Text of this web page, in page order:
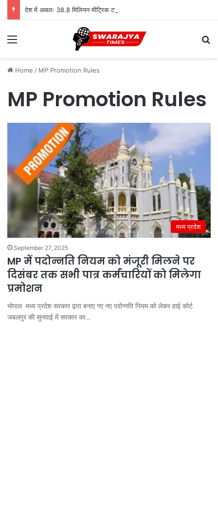
Menu
Home / MP Promotion Rules
MP Promotion Rules
मध्य प्रदेश
September 27, 2025
MP में पदोन्नति नियम को मंजूरी मिलने पर
दिसंबर तक सभी पात्र कर्मचारियों को मिलेगा
प्रमोशन
भोपाल मध्य प्रदेश सरकार द्वारा बनाए गए नए पदोन्नति नियम को लेकर हाई कोर्ट
जबलपुर की सुनवाई में सरकार का…